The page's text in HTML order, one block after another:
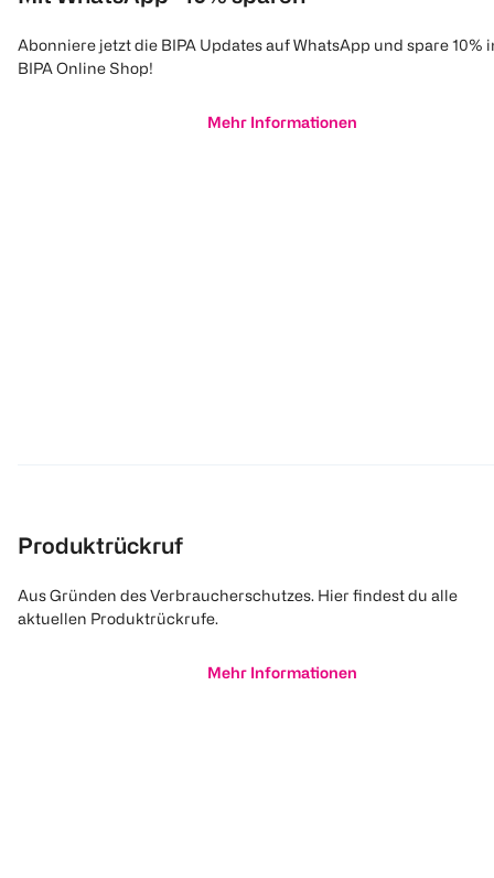
Abonniere jetzt die BIPA Updates auf WhatsApp und spare 10%
BIPA Online Shop!
Mehr Informationen
Produktrückruf
Aus Gründen des Verbraucherschutzes. Hier findest du alle
aktuellen Produktrückrufe.
Mehr Informationen